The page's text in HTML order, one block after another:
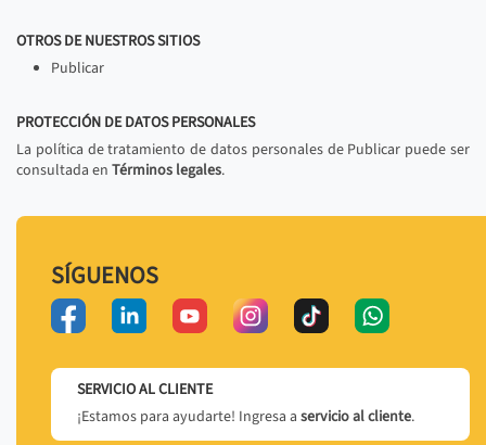
OTROS DE NUESTROS SITIOS
Publicar
PROTECCIÓN DE DATOS PERSONALES
La política de tratamiento de datos personales de Publicar puede ser
consultada en Términos legales.
SÍGUENOS
SERVICIO AL CLIENTE
¡Estamos para ayudarte! Ingresa a servicio al cliente.